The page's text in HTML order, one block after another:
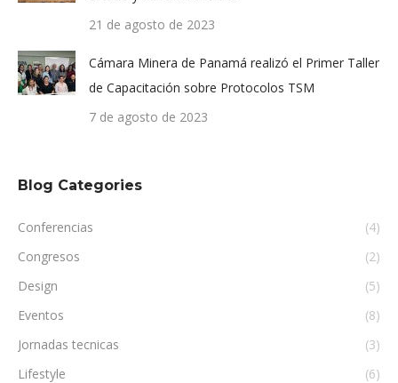
21 de agosto de 2023
Cámara Minera de Panamá realizó el Primer Taller
de Capacitación sobre Protocolos TSM
7 de agosto de 2023
Blog Categories
Conferencias
(4)
Congresos
(2)
Design
(5)
Eventos
(8)
Jornadas tecnicas
(3)
Lifestyle
(6)